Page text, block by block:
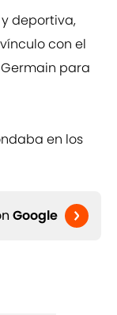
deportiva,
con el
para
en los
Google